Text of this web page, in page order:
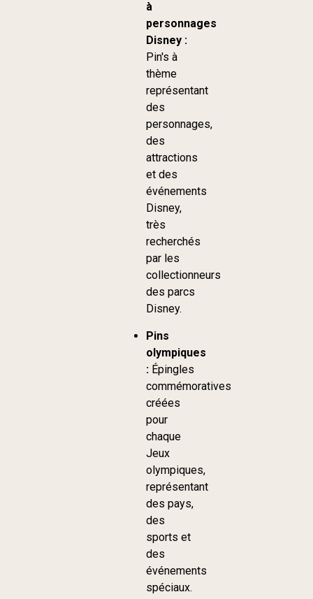
à
personnages
Disney :
Pin's à
thème
représentant
des
personnages,
des
attractions
et des
événements
Disney,
très
recherchés
par les
collectionneurs
des parcs
Disney.
Pins
olympiques
:Épingles
commémoratives
créées
pour
chaque
Jeux
olympiques,
représentant
des pays,
des
sports et
des
événements
spéciaux.